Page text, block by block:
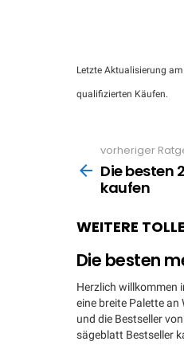
Letzte Aktualisierung
qualifizierten Käufen.
more
vorheriger
Die besten
kaufen
WEITERE
Die besten
Herzlich willkommen
eine breite Palette an
und die Bestseller
sägeblatt Bestseller